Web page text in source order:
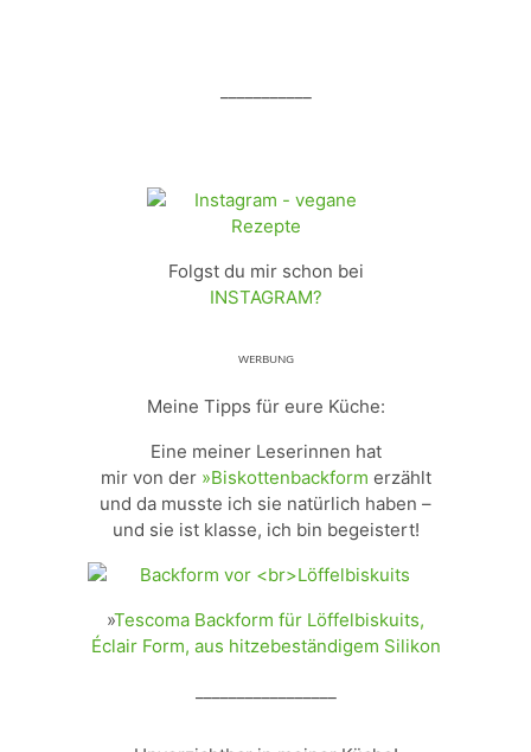
Folgst du mir schon bei
INSTAGRAM?
ᵂᴱᴿᴮᵁᴺᴳ
Meine Tipps für eure Küche:
Eine meiner Leserinnen hat
mir von der »Biskottenbackform erzählt
und da musste ich sie natürlich haben –
und sie ist klasse, ich bin begeistert!
»Tescoma Backform für Löffelbiskuits,
Éclair Form, aus hitzebeständigem Silikon